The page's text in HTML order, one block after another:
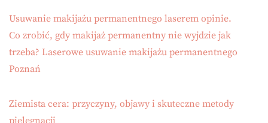
Usuwanie makijażu permanentnego laserem opinie.
Co zrobić, gdy makijaż permanentny nie wyjdzie jak
trzeba? Laserowe usuwanie makijażu permanentnego
Poznań
Ziemista cera: przyczyny, objawy i skuteczne metody
pielęgnacji